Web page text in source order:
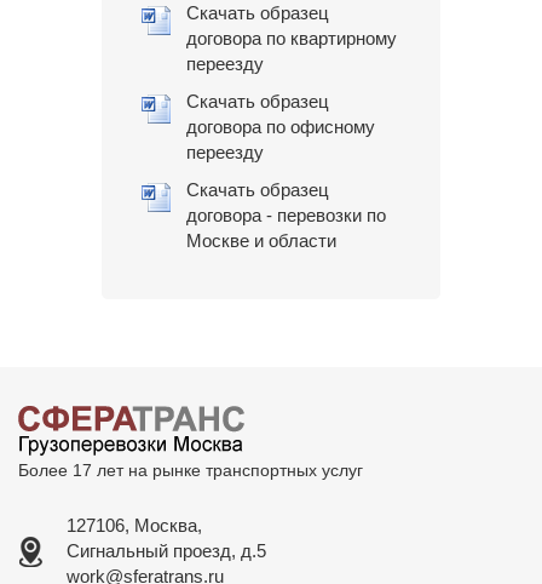
Скачать образец
договора по квартирному
переезду
Скачать образец
договора по офисному
переезду
Скачать образец
договора - перевозки по
Москве и области
Более 17 лет на рынке транспортных услуг
127106, Москва,
Сигнальный проезд, д.5
work@sferatrans.ru